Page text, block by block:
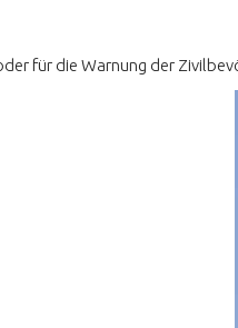
für die Warnung der